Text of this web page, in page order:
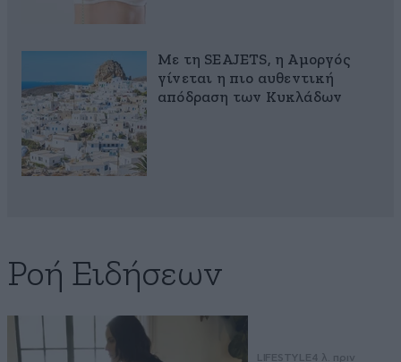
Με τη SEAJETS, η Αμοργός
γίνεται η πιο αυθεντική
απόδραση των Κυκλάδων
Ροή Ειδήσεων
LIFESTYLE4 λ. πριν